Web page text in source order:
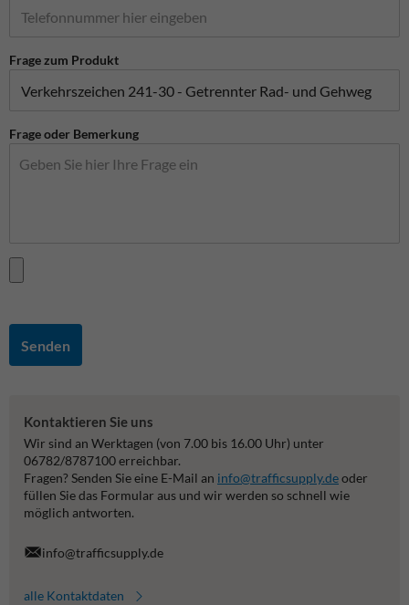
Frage zum Produkt
Frage oder Bemerkung
Senden
Kontaktieren Sie uns
Wir sind an Werktagen (von 7.00 bis 16.00 Uhr) unter
06782/8787100 erreichbar.
Fragen? Senden Sie eine E-Mail an info@trafficsupply.deoder
füllen Sie das Formular aus und wir werden so schnell wie
möglich antworten.
info@trafficsupply.de
alle Kontaktdaten